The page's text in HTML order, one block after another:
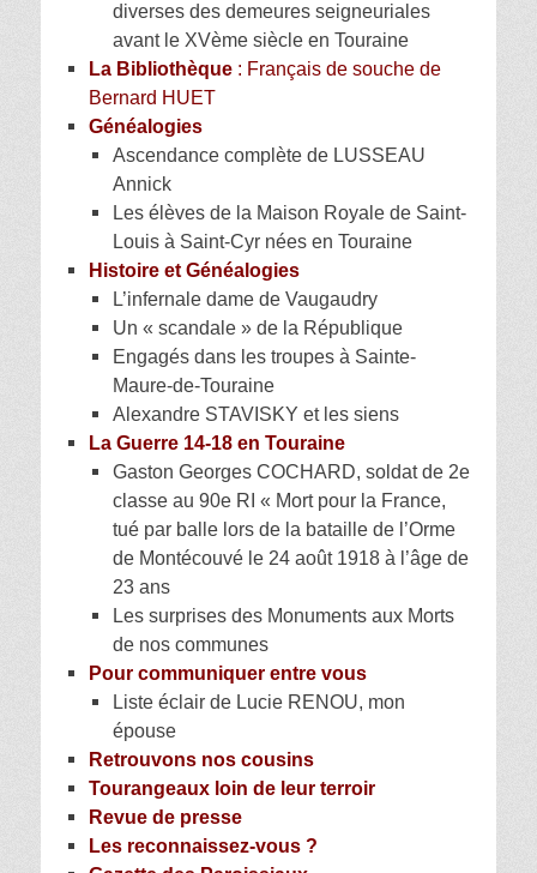
diverses des demeures seigneuriales
avant le XVème siècle en Touraine
La Bibliothèque : Français de souche de
Bernard HUET
Généalogies
Ascendance complète de LUSSEAU
Annick
Les élèves de la Maison Royale de Saint-
Louis à Saint-Cyr nées en Touraine
H istoire et Généalogies
L’infernale dame de Vaugaudry
Un « scandale » de la République
Engagés dans les troupes à Sainte-
Maure-de-Touraine
Alexandre STAVISKY et les siens
La Guerre 14-18 en Touraine
Gaston Georges COCHARD, soldat de 2e
classe au 90e RI « Mort pour la France,
tué par balle lors de la bataille de l’Orme
de Montécouvé le 24 août 1918 à l’âge de
23 ans
Les surprises des Monuments aux Morts
de nos communes
Pour communiquer entre vous
Liste éclair de Lucie RENOU, mon
épouse
Retrouvons nos cousins
Tourangeaux loin de leur terroir
Revue de presse
Les reconnaissez-vous ?